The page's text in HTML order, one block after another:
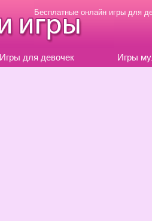
Бесплатные онлайн игры для
Игры для девочек Игры